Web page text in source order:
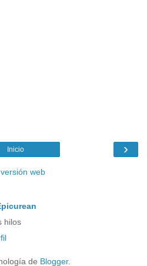
›
Inicio
web
hilos
de Blogger.